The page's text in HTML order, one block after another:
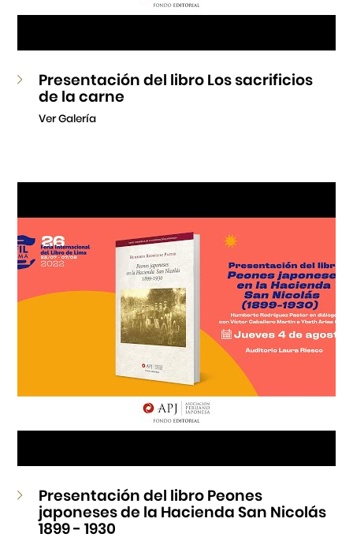
Presentación del libro Los sacrificios
de la carne
Ver Galería
Presentación del libro Peones
japoneses de la Hacienda San Nicolás
1899 - 1930